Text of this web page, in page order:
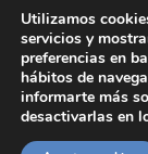
Utilizamos
servicios y
preferencias en
hábitos de
informarte más
desactivarlas en